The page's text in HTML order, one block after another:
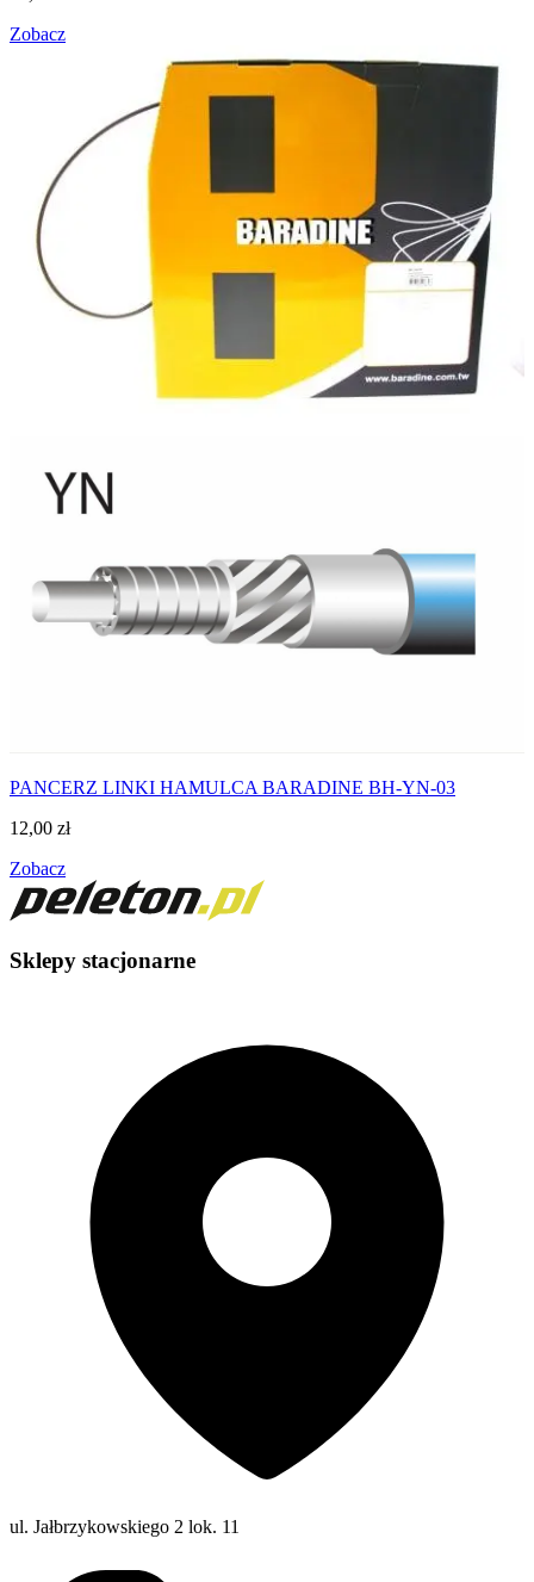
Zobacz
PANCERZ LINKI HAMULCA BARADINE BH-YN-03
12,00 zł
Zobacz
Sklepy stacjonarne
ul. Jałbrzykowskiego 2 lok. 11